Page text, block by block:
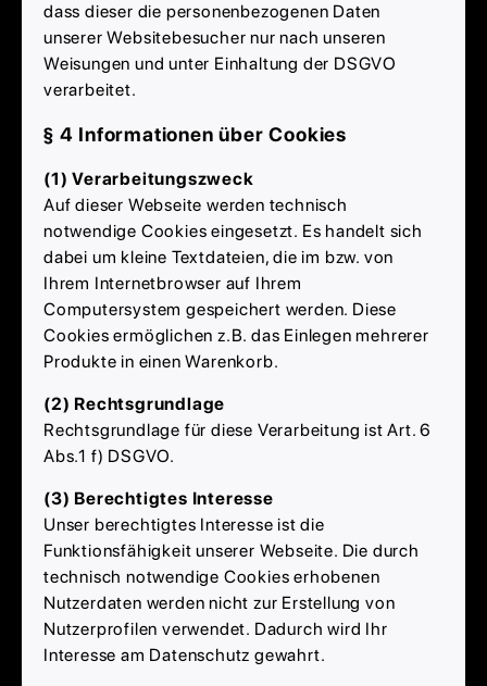
dass dieser die personenbezogenen Daten
unserer Websitebesucher nur nach unseren
Weisungen und unter Einhaltung der DSGVO
verarbeitet.
§ 4 Informationen über Cookies
(1) Verarbeitungszweck
Auf dieser Webseite werden technisch
notwendige Cookies eingesetzt. Es handelt sich
dabei um kleine Textdateien, die im bzw. von
Ihrem Internetbrowser auf Ihrem
Computersystem gespeichert werden. Diese
Cookies ermöglichen z.B. das Einlegen mehrerer
Produkte in einen Warenkorb.
(2) Rechtsgrundlage
Rechtsgrundlage für diese Verarbeitung ist Art. 6
Abs.1 f) DSGVO.
(3) Berechtigtes Interesse
Unser berechtigtes Interesse ist die
Funktionsfähigkeit unserer Webseite. Die durch
technisch notwendige Cookies erhobenen
Nutzerdaten werden nicht zur Erstellung von
Nutzerprofilen verwendet. Dadurch wird Ihr
Interesse am Datenschutz gewahrt.